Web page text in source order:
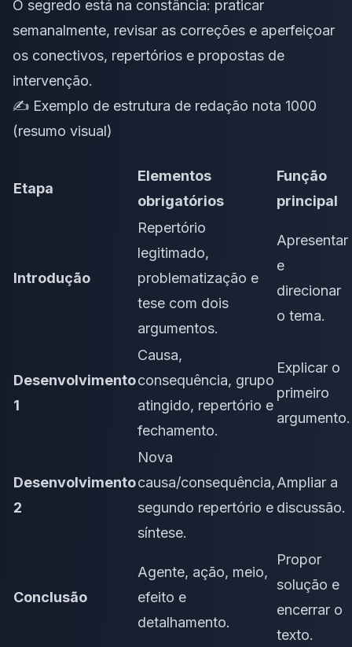
O segredo está na constância: praticar
semanalmente, revisar as correções e aperfeiçoar
os conectivos, repertórios e propostas de
intervenção.
✍️ Exemplo de estrutura de redação nota 1000
(resumo visual)
Etapa
Elementos
obrigatórios
Função
principal
Introdução
Repertório
legitimado,
problematização e
tese com dois
argumentos.
Apresentar
e
direcionar
o tema.
Desenvolvimento
1
Causa,
consequência, grupo
atingido, repertório e
fechamento.
Explicar o
primeiro
argumento.
Desenvolvimento
2
Nova
causa/consequência,
segundo repertório e
síntese.
Ampliar a
discussão.
Conclusão
Agente, ação, meio,
efeito e
detalhamento.
Propor
solução e
encerrar o
texto.